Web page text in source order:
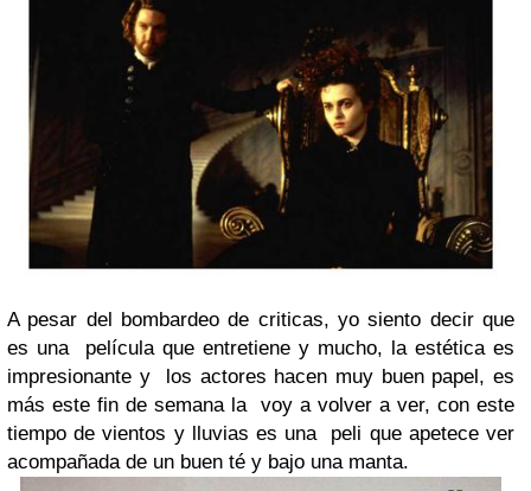
A pesar del bombardeo de criticas, yo siento decir que
es una
película que entretiene y mucho, la estética es
impresionante y
los actores hacen muy buen papel, es
más este fin de semana la voy a volver a ver, con este
tiempo de vientos y lluvias es una
peli que apetece ver
acompañada de un buen té y bajo una manta.